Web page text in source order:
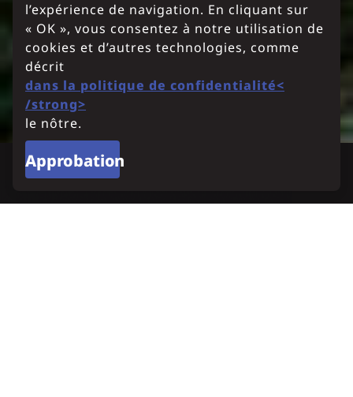
l’expérience de navigation. En cliquant sur
« OK », vous consentez à notre utilisation de
cookies et d’autres technologies, comme
décrit
dans la politique de confidentialité<
/strong>
le nôtre.
Approbation